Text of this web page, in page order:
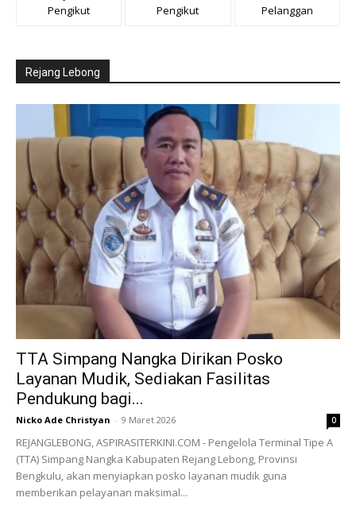
Pengikut Pengikut Pelanggan
Rejang Lebong
TTA Simpang Nangka Dirikan Posko
Layanan Mudik, Sediakan Fasilitas
Pendukung bagi...
Nicko Ade Christyan - 9 Maret 2026 0
REJANGLEBONG, ASPIRASITERKINI.COM - Pengelola Terminal Tipe A
(TTA) Simpang Nangka Kabupaten Rejang Lebong, Provinsi
Bengkulu, akan menyiapkan posko layanan mudik guna
memberikan pelayanan maksimal...